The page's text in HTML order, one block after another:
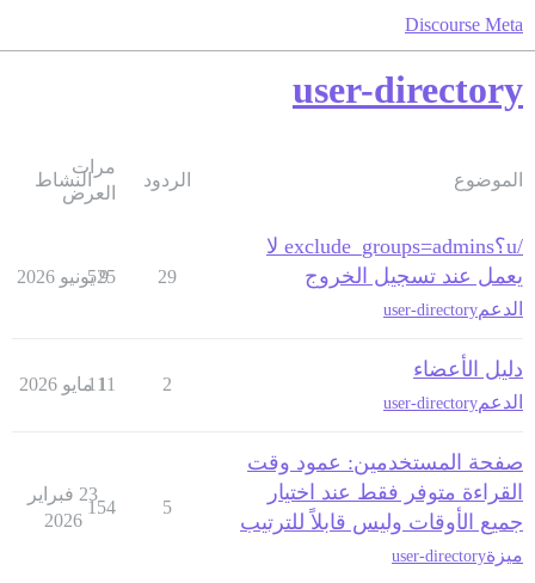
Discourse Meta
user-directory
الموضوع الردود
مرات
العرض
النشاط
/u؟exclude_groups=admins لا
يعمل عند تسجيل الخروج
الدعمuser-directory
29
525
9 يونيو 2026
دليل الأعضاء
الدعمuser-directory
2
111
1 مايو 2026
صفحة المستخدمين: عمود وقت
القراءة متوفر فقط عند اختيار
جميع الأوقات وليس قابلاً للترتيب
ميزةuser-directory
5
154
23 فبراير
2026